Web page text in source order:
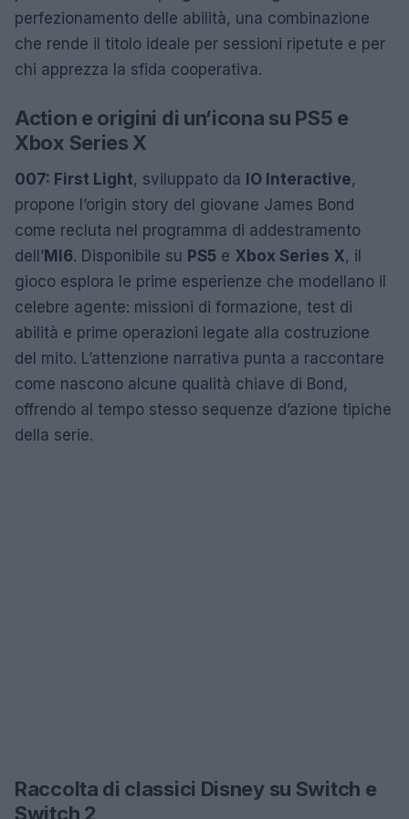
perfezionamento delle abilità, una combinazione
che rende il titolo ideale per sessioni ripetute e per
chi apprezza la sfida cooperativa.
Action e origini di un’icona su PS5 e
Xbox Series X
007: First Light, sviluppato da IO Interactive,
propone l’origin story del giovane James Bond
come recluta nel programma di addestramento
dell’MI6. Disponibile su PS5 e Xbox Series X, il
gioco esplora le prime esperienze che modellano il
celebre agente: missioni di formazione, test di
abilità e prime operazioni legate alla costruzione
del mito. L’attenzione narrativa punta a raccontare
come nascono alcune qualità chiave di Bond,
offrendo al tempo stesso sequenze d’azione tipiche
della serie.
Raccolta di classici Disney su Switch e
Switch 2